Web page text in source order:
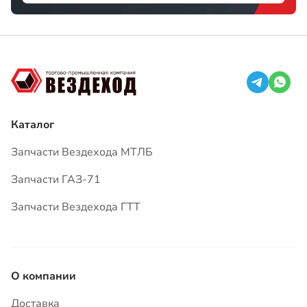
Каталог
Запчасти ГАЗ-71
Запчасти Вездехода ГТТ
Вопросы и ответы
Статьи